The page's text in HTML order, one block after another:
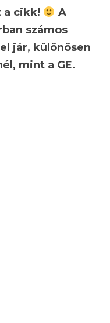
a cikk!
A
számos
jár, különösen
mint a GE.